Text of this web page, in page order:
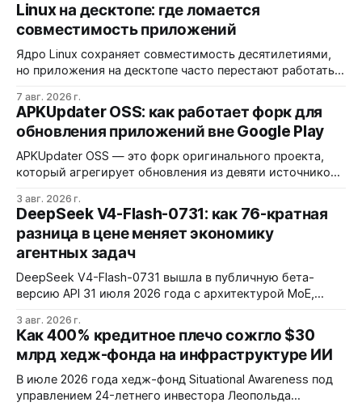
Linux на десктопе: где ломается
совместимость приложений
Ядро Linux сохраняет совместимость десятилетиями,
но приложения на десктопе часто перестают работать
Разработчики обвиняют GNOME и дистрибутивы в
создании искусственных барьеров, а пользователи
платят за это нестабильностью.
7 авг. 2026 г.
APKUpdater OSS: как работает форк для
обновления приложений вне Google Play
APKUpdater OSS — это форк оригинального проекта,
который агрегирует обновления из девяти источников,
установку через Session Installer, Root или Shizuku, но
требует ручной проверки безопасности APK и зависит
от качества метаданных в источниках.
3 авг. 2026 г.
DeepSeek V4-Flash-0731: как 76-кратная
разница в цене меняет экономику
агентных задач
DeepSeek V4-Flash-0731 вышла в публичную бета-
версию API 31 июля 2026 года с архитектурой MoE,
1M токенов. При типичной агентной нагрузке модель
обходится в $0,0096 за запуск против $0,7324 у Claude
Opus 4.8, но уступает в задачах с vision и comp…
3 авг. 2026 г.
Как 400% кредитное плечо сожгло $30
млрд хедж-фонда на инфраструктуре ИИ
В июле 2026 года хедж-фонд Situational Awareness под
управлением 24-летнего инвестора Леопольда